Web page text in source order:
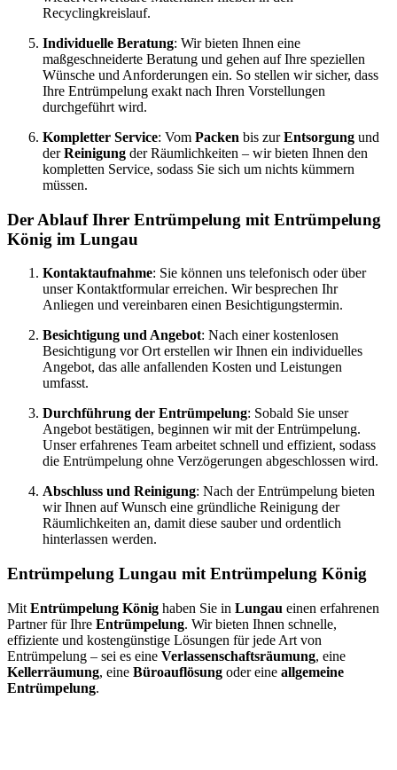
Recyclingkreislauf.
Individuelle Beratung: Wir bieten Ihnen eine
maßgeschneiderte Beratung und gehen auf Ihre speziellen
Wünsche und Anforderungen ein. So stellen wir sicher, dass
Ihre Entrümpelung exakt nach Ihren Vorstellungen
durchgeführt wird.
Kompletter Service: Vom Packen bis zurEntsorgung und
derReinigung der Räumlichkeiten – wir bieten Ihnen den
kompletten Service, sodass Sie sich um nichts kümmern
müssen.
Der Ablauf Ihrer Entrümpelung mit Entrümpelung
König im Lungau
Kontaktaufnahme: Sie können uns telefonisch oder über
unser Kontaktformular erreichen. Wir besprechen Ihr
Anliegen und vereinbaren einen Besichtigungstermin.
Besichtigung und Angebot: Nach einer kostenlosen
Besichtigung vor Ort erstellen wir Ihnen ein individuelles
Angebot, das alle anfallenden Kosten und Leistungen
umfasst.
Durchführung der Entrümpelung: Sobald Sie unser
Angebot bestätigen, beginnen wir mit der Entrümpelung.
Unser erfahrenes Team arbeitet schnell und effizient, sodass
die Entrümpelung ohne Verzögerungen abgeschlossen wird.
Abschluss und Reinigung: Nach der Entrümpelung bieten
wir Ihnen auf Wunsch eine gründliche Reinigung der
Räumlichkeiten an, damit diese sauber und ordentlich
hinterlassen werden.
Entrümpelung Lungau mit Entrümpelung König
Mit Entrümpelung König haben Sie in Lungau einen erfahrenen
Partner für Ihre Entrümpelung. Wir bieten Ihnen schnelle,
effiziente und kostengünstige Lösungen für jede Art von
Entrümpelung – sei es eine Verlassenschaftsräumung, eine
Kellerräumung, eine Büroauflösung oder eine allgemeine
Entrümpelung.